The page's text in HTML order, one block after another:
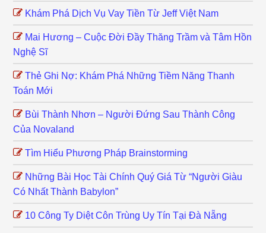
Khám Phá Dịch Vụ Vay Tiền Từ Jeff Việt Nam
Mai Hương – Cuộc Đời Đầy Thăng Trầm và Tâm Hồn
Nghệ Sĩ
Thẻ Ghi Nợ: Khám Phá Những Tiềm Năng Thanh
Toán Mới
Bùi Thành Nhơn – Người Đứng Sau Thành Công
Của Novaland
Tìm Hiểu Phương Pháp Brainstorming
Những Bài Học Tài Chính Quý Giá Từ “Người Giàu
Có Nhất Thành Babylon”
10 Công Ty Diệt Côn Trùng Uy Tín Tại Đà Nẵng